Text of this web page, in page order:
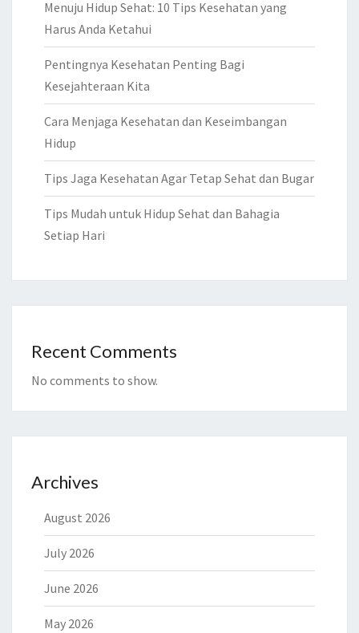
Menuju Hidup Sehat: 10 Tips Kesehatan yang
Harus Anda Ketahui
Pentingnya Kesehatan Penting Bagi
Kesejahteraan Kita
Cara Menjaga Kesehatan dan Keseimbangan
Hidup
Tips Jaga Kesehatan Agar Tetap Sehat dan Bugar
Tips Mudah untuk Hidup Sehat dan Bahagia
Setiap Hari
Recent Comments
No comments to show.
Archives
August 2026
July 2026
June 2026
May 2026